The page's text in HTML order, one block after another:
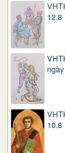
12.8
10.8